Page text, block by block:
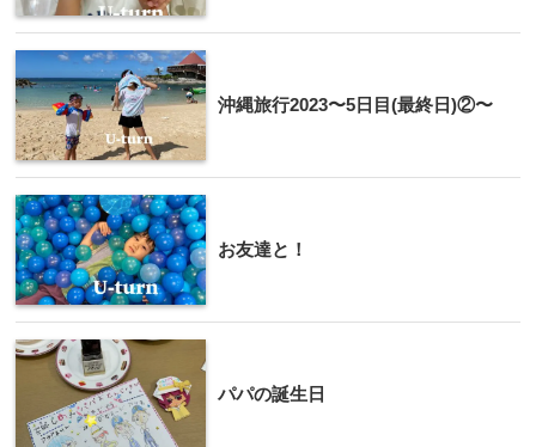
沖縄旅行2023〜5日目(最終日)②〜
お友達と！
パパの誕生日